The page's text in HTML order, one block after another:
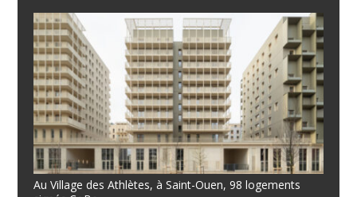
Au Village des Athlètes, à Saint-Ouen, 98 logements